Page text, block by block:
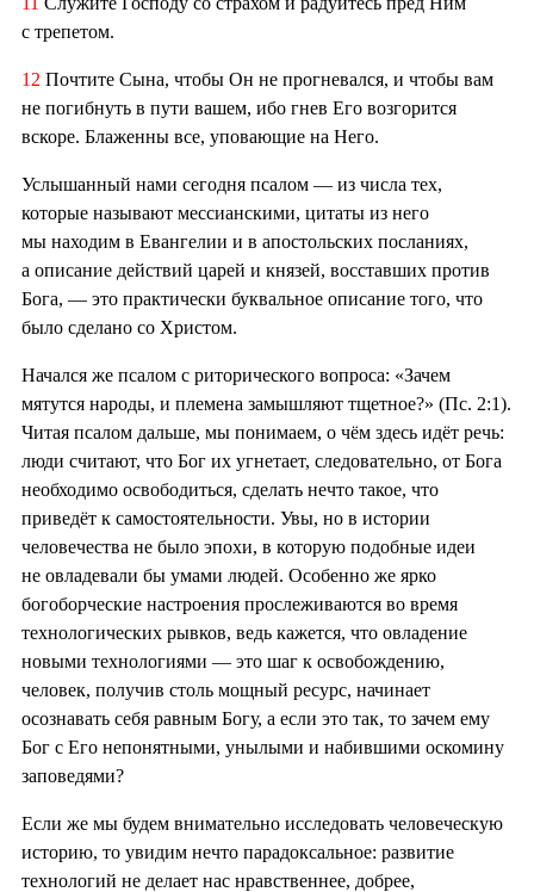
с трепетом.
12 Почтите Сына, чтобы Он не прогневался, и чтобы вам
не погибнуть в пути вашем, ибо гнев Его возгорится
вскоре. Блаженны все, уповающие на Него.
Услышанный нами сегодня псалом — из числа тех,
которые называют мессианскими, цитаты из него
мы находим в Евангелии и в апостольских посланиях,
а описание действий царей и князей, восставших против
Бога, — это практически буквальное описание того, что
было сделано со Христом.
Начался же псалом с риторического вопроса: «Зачем
мятутся народы, и племена замышляют тщетное?» (Пс. 2:1).
Читая псалом дальше, мы понимаем, о чём здесь идёт речь:
люди считают, что Бог их угнетает, следовательно, от Бога
необходимо освободиться, сделать нечто такое, что
приведёт к самостоятельности. Увы, но в истории
человечества не было эпохи, в которую подобные идеи
не овладевали бы умами людей. Особенно же ярко
богоборческие настроения прослеживаются во время
технологических рывков, ведь кажется, что овладение
новыми технологиями — это шаг к освобождению,
человек, получив столь мощный ресурс, начинает
осознавать себя равным Богу, а если это так, то зачем ему
Бог с Его непонятными, унылыми и набившими оскомину
заповедями?
Если же мы будем внимательно исследовать человеческую
историю, то увидим нечто парадоксальное: развитие
технологий не делает нас нравственнее, добрее,